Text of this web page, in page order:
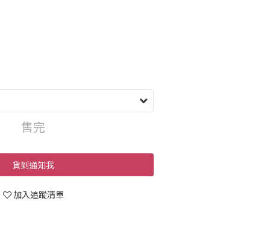
售完
貨到通知我
加入追蹤清單